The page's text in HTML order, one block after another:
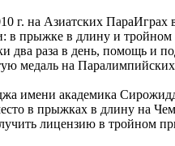
на Азиатских ПараИграх
в прыжке в длину и
два раза в день, помощь
медаль на
имени академика
в прыжках в длину на
лицензию в тройном